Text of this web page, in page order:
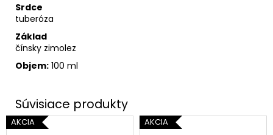
Srdce
tuberóza
Základ
čínsky zimolez
Objem: 100 ml
AKCIA AKCIA